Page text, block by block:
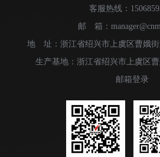
客服热线：
邮 箱：
地 址：浙江省绍兴市上虞区曹娥街
生产基地：浙江省绍兴市上虞区
邮箱登录